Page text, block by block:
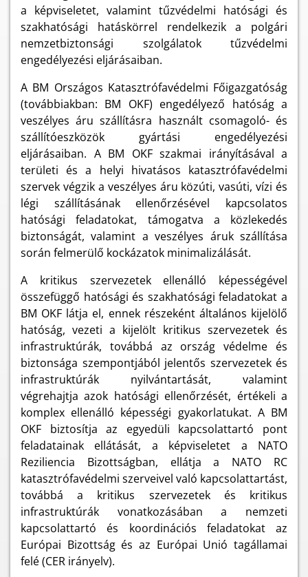
a képviseletet, valamint tűzvédelmi hatósági és
szakhatósági hatáskörrel rendelkezik a polgári
nemzetbiztonsági szolgálatok tűzvédelmi
engedélyezési eljárásaiban.
A BM Országos Katasztrófavédelmi Főigazgatóság
(továbbiakban: BM OKF) engedélyező hatóság a
veszélyes áru szállításra használt csomagoló- és
szállítóeszközök gyártási engedélyezési
eljárásaiban. A BM OKF szakmai irányításával a
területi és a helyi hivatásos katasztrófavédelmi
szervek végzik a veszélyes áru közúti, vasúti, vízi és
légi szállításának ellenőrzésével kapcsolatos
hatósági feladatokat, támogatva a közlekedés
biztonságát, valamint a veszélyes áruk szállítása
során felmerülő kockázatok minimalizálását.
A kritikus szervezetek ellenálló képességével
összefüggő hatósági és szakhatósági feladatokat a
BM OKF látja el, ennek részeként általános kijelölő
hatóság, vezeti a kijelölt kritikus szervezetek és
infrastruktúrák, továbbá az ország védelme és
biztonsága szempontjából jelentős szervezetek és
infrastruktúrák nyilvántartását, valamint
végrehajtja azok hatósági ellenőrzését, értékeli a
komplex ellenálló képességi gyakorlatukat. A BM
OKF biztosítja az egyedüli kapcsolattartó pont
feladatainak ellátását, a képviseletet a NATO
Reziliencia Bizottságban, ellátja a NATO RC
katasztrófavédelmi szerveivel való kapcsolattartást,
továbbá a kritikus szervezetek és kritikus
infrastruktúrák vonatkozásában a nemzeti
kapcsolattartó és koordinációs feladatokat az
Európai Bizottság és az Európai Unió tagállamai
felé (CER irányelv).